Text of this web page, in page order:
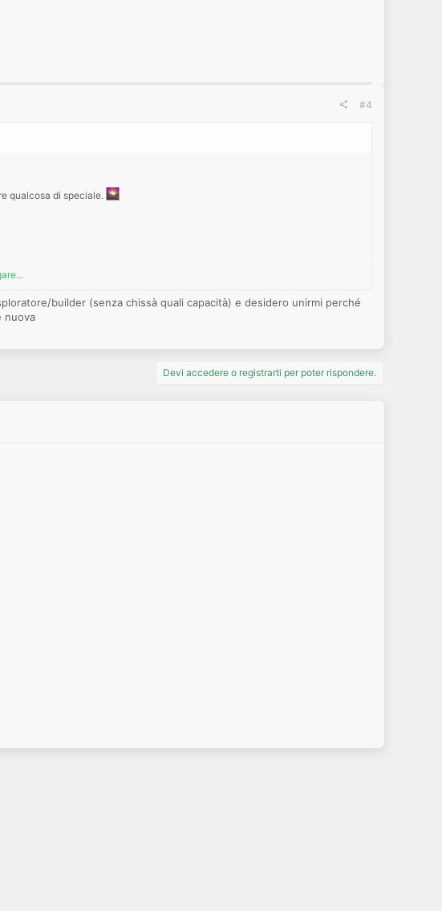
#4
qualcosa di speciale.
builder (senza chissà quali capacità) e desidero unirmi perché
nuova
Devi accedere o registrarti per poter rispondere.